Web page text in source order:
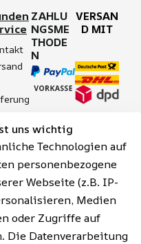
uns wichtig
Technologien auf
personenbezogene
Webseite (z.B. IP-
Medien
oder Zugriffe auf
Die Datenverarbeitung
ZAHLU
NGSME
THODE
N
VERSAN
D MIT